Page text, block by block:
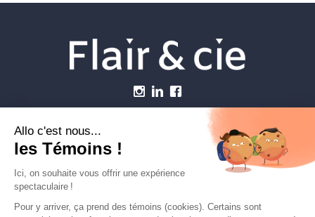
Établissements vétérinaires
Carrière
Contactez-nous